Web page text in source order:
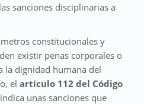
sanciones disciplinarias a
constitucionales y
existir penas corporales o
la dignidad humana del
el artículo 112 del Código
indica unas sanciones que